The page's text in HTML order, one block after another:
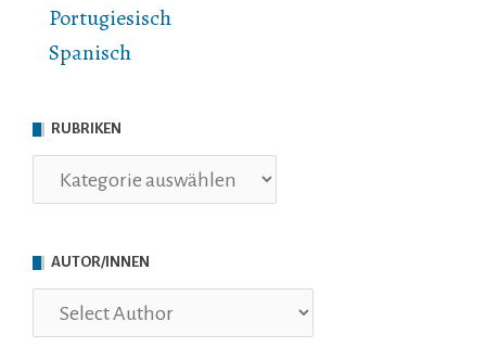
Portugiesisch
Spanisch
RUBRIKEN
Rubriken
AUTOR/INNEN